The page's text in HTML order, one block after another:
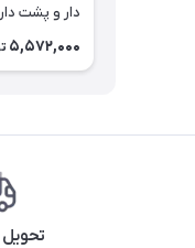
دار و پشت
5,572,000